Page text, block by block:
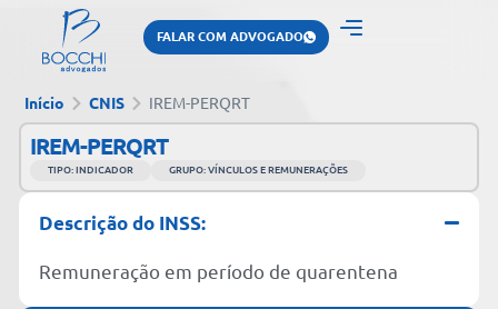
FALAR COM ADVOGADO
Início CNIS IREM-PERQRT
IREM-PERQRT
TIPO: INDICADOR GRUPO: VÍNCULOS E REMUNERAÇÕES
Descrição do INSS:
Remuneração em período de quarentena